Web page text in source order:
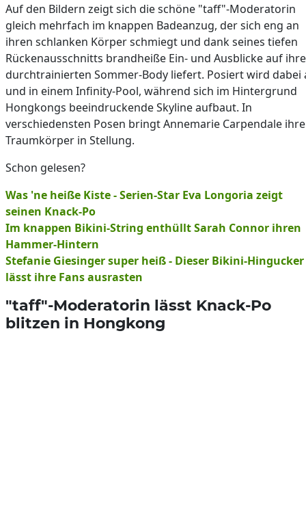
Auf den Bildern zeigt sich die schöne "taff"-Moderatorin
gleich mehrfach im knappen Badeanzug, der sich eng an
ihren schlanken Körper schmiegt und dank seines tiefen
Rückenausschnitts brandheiße Ein- und Ausblicke auf
durchtrainierten Sommer-Body liefert. Posiert wird dabei
und in einem Infinity-Pool, während sich im Hintergrund
Hongkongs beeindruckende Skyline aufbaut. In
verschiedensten Posen bringt Annemarie Carpendale
Traumkörper in Stellung.
Schon gelesen?
Was 'ne heiße Kiste - Serien-Star Eva Longoria zeigt
seinen Knack-Po
Im knappen Bikini-String enthüllt Sarah Connor ihren
Hammer-Hintern
Stefanie Giesinger super heiß - Dieser Bikini-Hingucker
lässt ihre Fans ausrasten
"taff"-Moderatorin lässt Knack-Po
blitzen in Hongkong